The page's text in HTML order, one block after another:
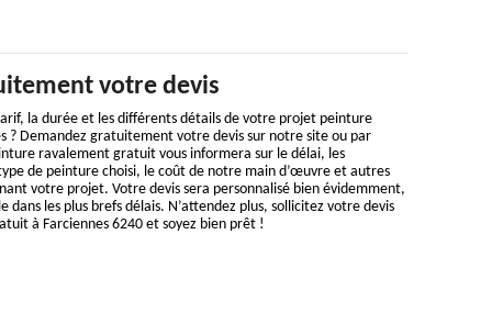
votre devis
la durée et les différents détails de votre projet peinture
? Demandez gratuitement votre devis sur notre site ou par
ravalement gratuit vous informera sur le délai, les
de peinture choisi, le coût de notre main d’œuvre et autres
votre projet. Votre devis sera personnalisé bien évidemment,
les plus brefs délais. N’attendez plus, sollicitez votre devis
à Farciennes 6240 et soyez bien prêt !